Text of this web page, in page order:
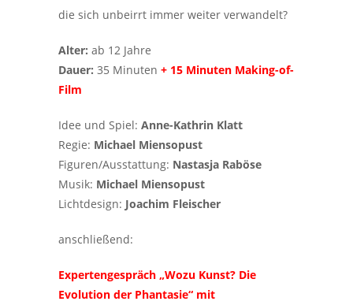
die sich unbeirrt immer weiter verwandelt?
Alter: ab 12 Jahre
Dauer: 35 Minuten + 15 Minuten Making-of-
Film
Idee und Spiel: Anne-Kathrin Klatt
Regie: Michael Miensopust
Figuren/Ausstattung: Nastasja Raböse
Musik: Michael Miensopust
Lichtdesign: Joachim Fleischer
anschließend:
Expertengespräch „Wozu Kunst? Die
Evolution der Phantasie“ mit